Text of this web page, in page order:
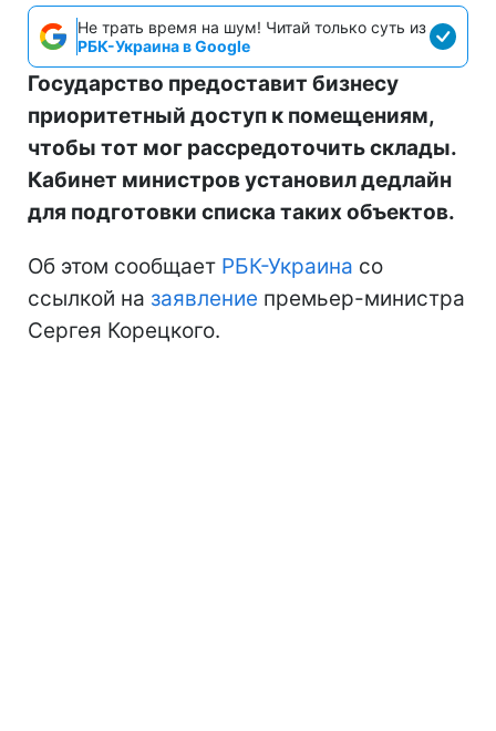
Не трать время на шум! Читай только суть из
РБК-Украина в Google
Государство предоставит бизнесу
приоритетный доступ к помещениям,
чтобы тот мог рассредоточить склады.
Кабинет министров установил дедлайн
для подготовки списка таких объектов.
Об этом сообщает РБК-Украина со
ссылкой на заявление премьер-министра
Сергея Корецкого.